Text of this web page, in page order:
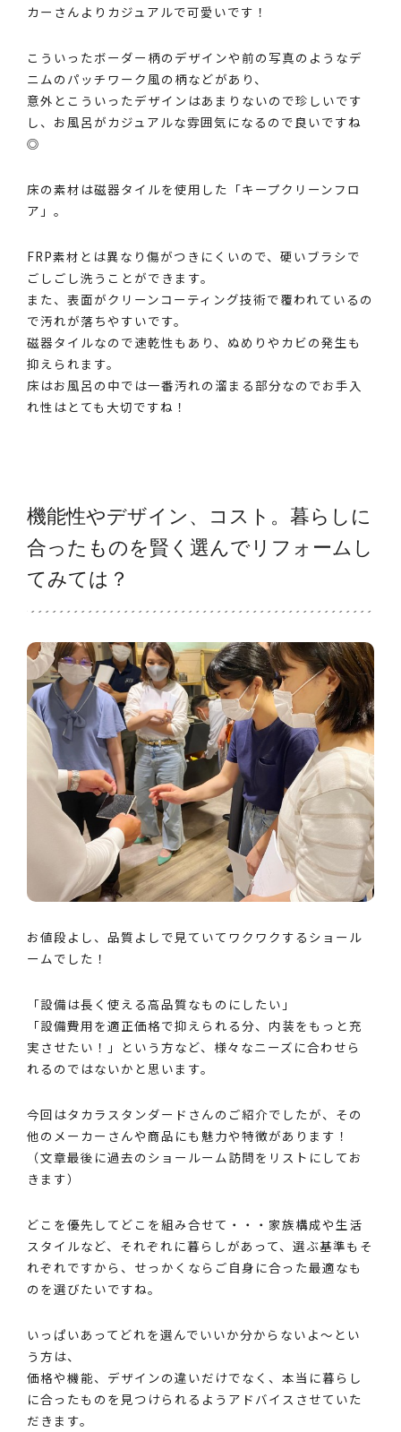
カーさんよりカジュアルで可愛いです！
こういったボーダー柄のデザインや前の写真のようなデ
ニムのパッチワーク風の柄などがあり、
意外とこういったデザインはあまりないので珍しいです
し、お風呂がカジュアルな雰囲気になるので良いですね
◎
床の素材は磁器タイルを使用した「キープクリーンフロ
ア」。
FRP素材とは異なり傷がつきにくいので、硬いブラシで
ごしごし洗うことができます。
また、表面がクリーンコーティング技術で覆われているの
で汚れが落ちやすいです。
磁器タイルなので速乾性もあり、ぬめりやカビの発生も
抑えられます。
床はお風呂の中では一番汚れの溜まる部分なのでお手入
れ性はとても大切ですね！
機能性やデザイン、コスト。暮らしに
合ったものを賢く選んでリフォームし
てみては？
お値段よし、品質よしで見ていてワクワクするショール
ームでした！
「設備は長く使える高品質なものにしたい」
「設備費用を適正価格で抑えられる分、内装をもっと充
実させたい！」という方など、様々なニーズに合わせら
れるのではないかと思います。
今回はタカラスタンダードさんのご紹介でしたが、その
他のメーカーさんや商品にも魅力や特徴があります！
（文章最後に過去のショールーム訪問をリストにしてお
きます）
どこを優先してどこを組み合せて・・・家族構成や生活
スタイルなど、それぞれに暮らしがあって、選ぶ基準もそ
れぞれですから、せっかくならご自身に合った最適なも
のを選びたいですね。
いっぱいあってどれを選んでいいか分からないよ～とい
う方は、
価格や機能、デザインの違いだけでなく、本当に暮らし
に合ったものを見つけられるようアドバイスさせていた
だきます。